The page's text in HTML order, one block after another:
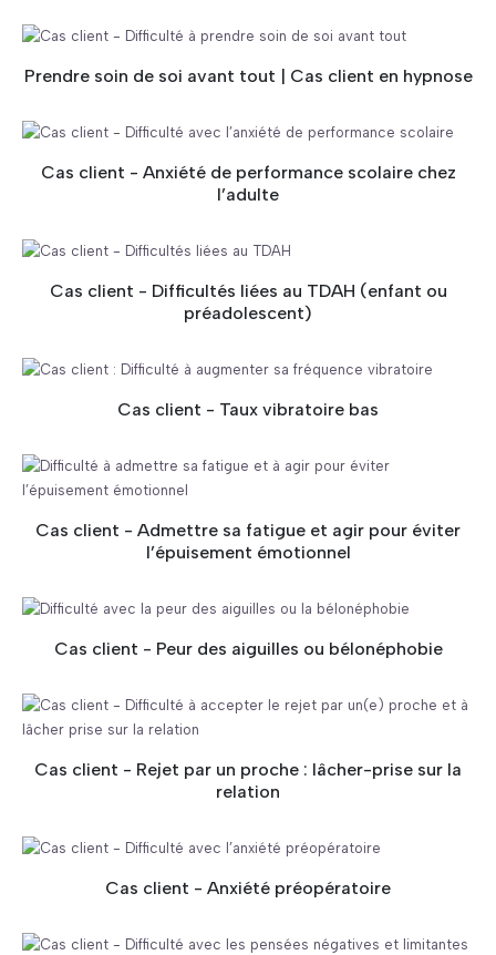
Prendre soin de soi avant tout | Cas client en hypnose
Cas client - Anxiété de performance scolaire chez
l’adulte
Cas client - Difficultés liées au TDAH (enfant ou
préadolescent)
Cas client - Taux vibratoire bas
Cas client - Admettre sa fatigue et agir pour éviter
l’épuisement émotionnel
Cas client - Peur des aiguilles ou bélonéphobie
Cas client - Rejet par un proche : lâcher-prise sur la
relation
Cas client - Anxiété préopératoire